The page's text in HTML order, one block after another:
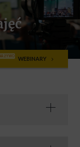
NA ŻYWO WEBINARY